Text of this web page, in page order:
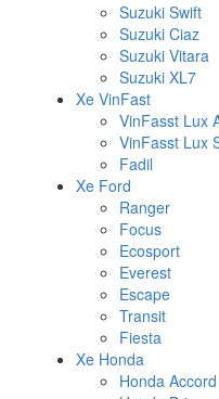
Suzuki Swift
Suzuki Ciaz
Suzuki Vitara
Suzuki XL7
Xe VinFast
VinFasst Lux
VinFasst Lux
Fadil
Xe Ford
Ranger
Focus
Ecosport
Everest
Escape
Transit
Fiesta
Xe Honda
Honda Accord